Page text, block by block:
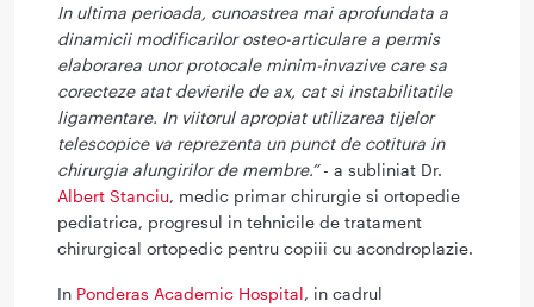
In ultima perioada, cunoastrea mai aprofundata a
dinamicii modificarilor osteo-articulare a permis
elaborarea unor protocale minim-invazive care sa
corecteze atat devierile de ax, cat si instabilitatile
ligamentare. In viitorul apropiat utilizarea tijelor
telescopice va reprezenta un punct de cotitura in
chirurgia alungirilor de membre.”- a subliniat Dr.
Albert Stanciu, medic primar chirurgie si ortopedie
pediatrica, progresul in tehnicile de tratament
chirurgical ortopedic pentru copiii cu acondroplazie.
In Ponderas Academic Hospital, in cadrul